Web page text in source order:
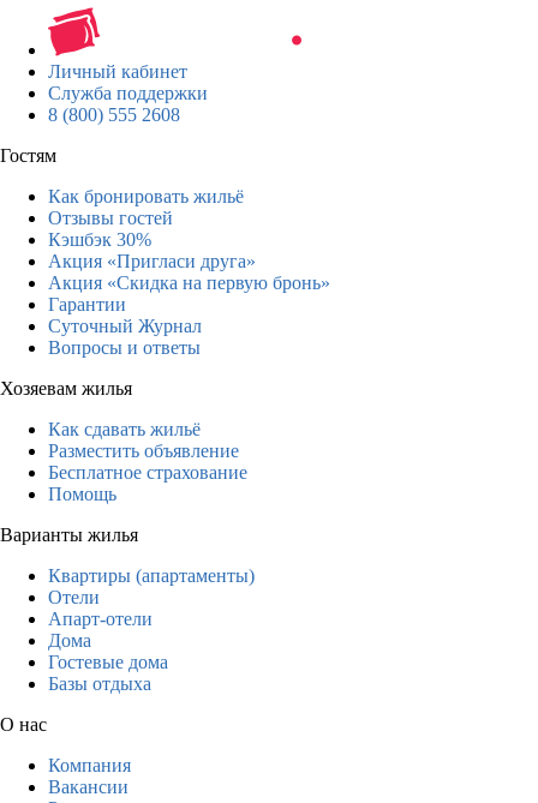
Личный кабинет
Служба поддержки
8 (800) 555 2608
Гостям
Как бронировать жильё
Отзывы гостей
Кэшбэк 30%
Акция «Пригласи друга»
Акция «Скидка на первую бронь»
Гарантии
Суточный Журнал
Вопросы и ответы
Хозяевам жилья
Как сдавать жильё
Разместить объявление
Бесплатное страхование
Помощь
Варианты жилья
Квартиры (апартаменты)
Отели
Апарт-отели
Дома
Гостевые дома
Базы отдыха
О нас
Компания
Вакансии